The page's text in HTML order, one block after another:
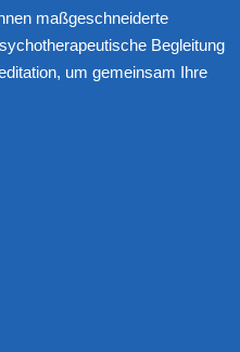
maßgeschneiderte
Begleitung
um gemeinsam Ihre